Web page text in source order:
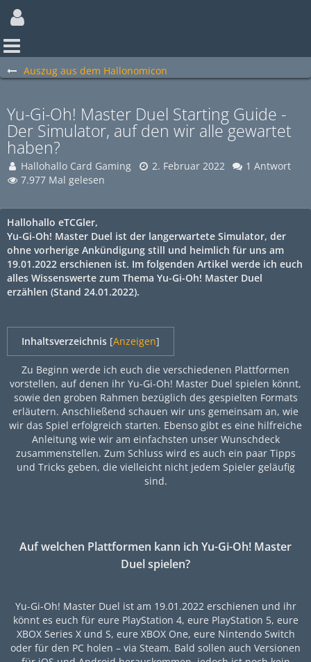
Auszug aus dem Hallonomicon
Yu-Gi-Oh! Master Duel Starting Guide -
Der Simulator, auf den wir alle gewartet
haben?
Hallohallo Card Gaming 2. Februar 2022
1 Antwort
7.977 Mal gelesen
Hallohallo eTCGler,
Yu-Gi-Oh! Master Duel ist der langerwartete Simulator, der
ohne vorherige Ankündigung still und heimlich für uns am
19.01.2022 erschienen ist. Im folgenden Artikel werde ich euch
alles Wissenswerte zum Thema Yu-Gi-Oh! Master Duel
erzählen (Stand 24.01.2022).
Inhaltsverzeichnis [Anzeigen]
Zu Beginn werde ich euch die verschiedenen Plattformen
vorstellen, auf denen ihr Yu-Gi-Oh! Master Duel spielen könnt,
sowie den groben Rahmen bezüglich des gespielten Formats
erläutern. Anschließend schauen wir uns gemeinsam an, wie
wir das Spiel erfolgreich starten. Ebenso gibt es eine hilfreiche
Anleitung wie wir am einfachsten unser Wunschdeck
zusammenstellen. Zum Schluss wird es auch ein paar Tipps
und Tricks geben, die vielleicht nicht jedem Spieler geläufig
sind.
Auf welchen Plattformen kann ich Yu-Gi-Oh! Master
Duel spielen?
Yu-Gi-Oh! Master Duel ist am 19.01.2022 erschienen und ihr
könnt es euch für eure PlayStation 4, eure PlayStation 5, eure
XBOX Series X und S, eure XBOX One, eure Nintendo Switch
oder für den PC holen – via Steam. Bald sollen auch Versionen